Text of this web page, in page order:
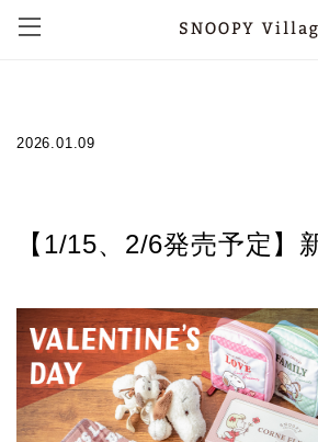
2026.01.09
【1/15、2/6発売予定】